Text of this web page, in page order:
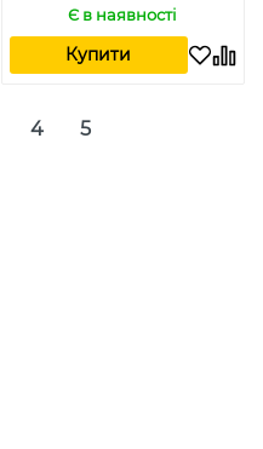
Є в наявності
Купити
4 5